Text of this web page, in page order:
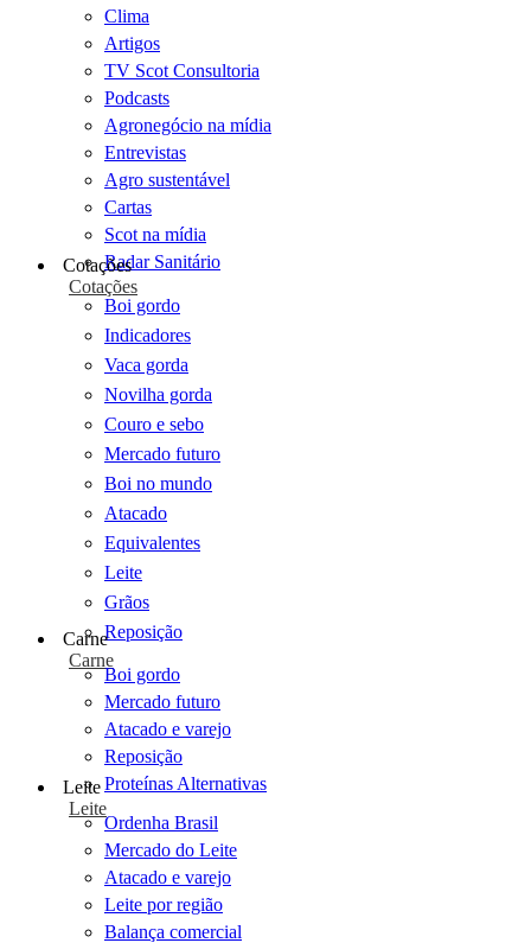
Clima
Artigos
TV Scot Consultoria
Podcasts
Agronegócio na mídia
Entrevistas
Agro sustentável
Cartas
Scot na mídia
Radar Sanitário
Cotações
Cotações
Boi gordo
Indicadores
Vaca gorda
Novilha gorda
Couro e sebo
Mercado futuro
Boi no mundo
Atacado
Equivalentes
Leite
Grãos
Reposição
Carne
Carne
Boi gordo
Mercado futuro
Atacado e varejo
Reposição
Proteínas Alternativas
Leite
Leite
Ordenha Brasil
Mercado do Leite
Atacado e varejo
Leite por região
Balança comercial